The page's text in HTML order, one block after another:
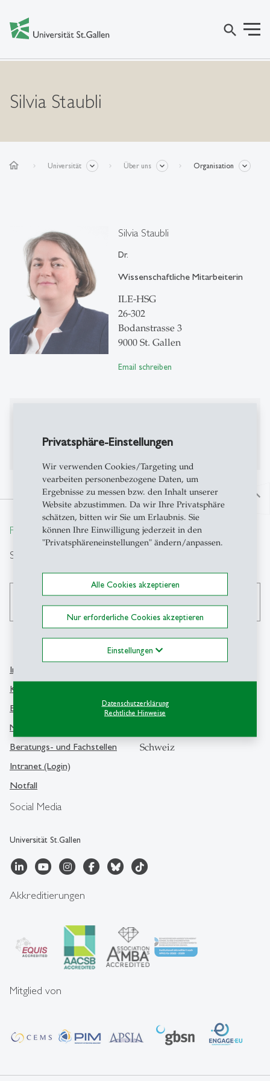
Privatsphäre-Einstellungen
Wir verwenden Cookies/Targeting und
vearbeiten personenbezogene Daten, um
Ergebnisse zu messen bzw. den Inhalt unserer
Website abzustimmen. Da wir Ihre Privatsphäre
schätzen, bitten wir Sie um Erlaubnis. Sie
können Ihre Einwilligung jederzeit in den
"Privatsphäreneinstellungen" ändern/anpassen.
Alle Cookies akzeptieren
Nur erforderliche Cookies akzeptieren
Einstellungen
Datenschutzerklärung
Rechtliche Hinweise
search
Silvia Staubli
home Universität Über uns Organisation
Silvia Staubli
Dr.
Wissenschaftliche Mitarbeiterin
ILE-HSG
26-302
Bodanstrasse 3
9000 St. Gallen
Email schreiben
Bisher keine Publikationen auf Alexandria
north
From insight to impact.
Suche
Social Media
Universität St.Gallen
Info Desk
Kontakt und Lageplan
Bibliothek
Medien
Beratungs- und Fachstellen
Intranet (Login)
Notfall
Universität St.Gallen
Dufourstrasse 50
Schweiz
Akkreditierungen
Mitglied von